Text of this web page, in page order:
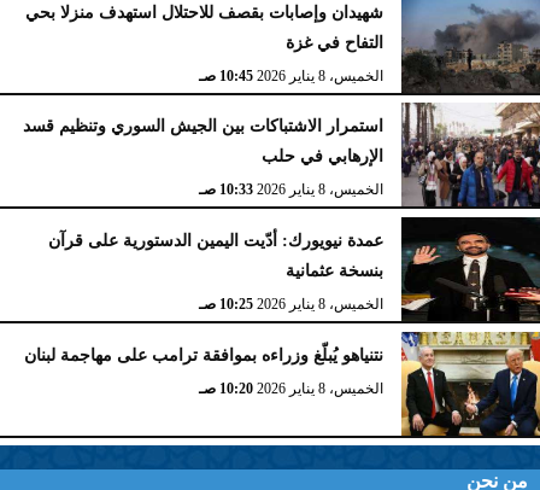
شهيدان وإصابات بقصف للاحتلال استهدف منزلا بحي
التفاح في غزة
الخميس، 8 يناير 2026 10:45 صـ
استمرار الاشتباكات بين الجيش السوري وتنظيم قسد
الإرهابي في حلب
الخميس، 8 يناير 2026 10:33 صـ
عمدة نيويورك: أدّيت اليمين الدستورية على قرآن
بنسخة عثمانية
الخميس، 8 يناير 2026 10:25 صـ
نتنياهو يُبلّغ وزراءه بموافقة ترامب على مهاجمة لبنان
الخميس، 8 يناير 2026 10:20 صـ
من نحن